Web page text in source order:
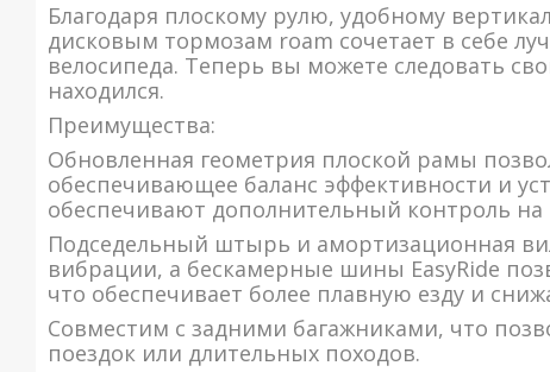
Благодаря плоскому рулю, удобному
дисковым тормозам roam сочетает в себе
велосипеда. Теперь вы можете следовать
находился.
Преимущества:
Обновленная геометрия плоской рамы
обеспечивающее баланс эффективности и
обеспечивают дополнительный контроль на
Подседельный штырь и амортизационная
вибрации, а бескамерные шины EasyRide
что обеспечивает более плавную езду и
Совместим с задними багажниками, что
поездок или длительных походов.